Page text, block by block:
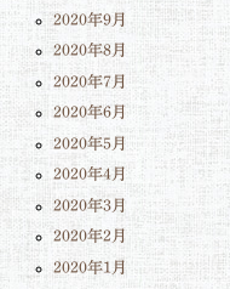
2020年9月
2020年8月
2020年7月
2020年6月
2020年5月
2020年4月
2020年3月
2020年2月
2020年1月